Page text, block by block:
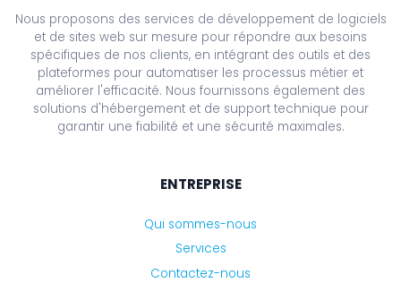
Nous proposons des services de développement de logiciels
et de sites web sur mesure pour répondre aux besoins
spécifiques de nos clients, en intégrant des outils et des
plateformes pour automatiser les processus métier et
améliorer l'efficacité. Nous fournissons également des
solutions d'hébergement et de support technique pour
garantir une fiabilité et une sécurité maximales.
ENTREPRISE
Qui sommes-nous
Services
Contactez-nous